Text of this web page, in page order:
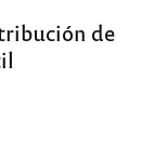
de